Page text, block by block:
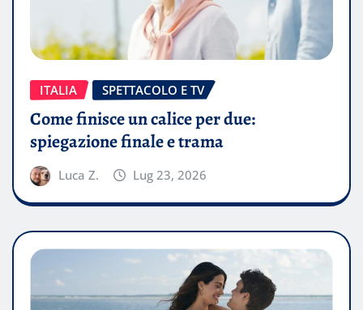
ITALIA SPETTACOLO E TV
Come finisce un calice per due:
spiegazione finale e trama
Luca Z. Lug 23, 2026